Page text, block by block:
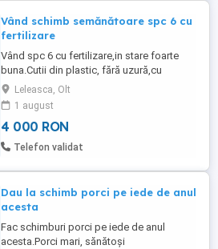
Vând schimb semănătoare spc 6 cu
fertilizare
Vând spc 6 cu fertilizare,in stare foarte
buna.Cutii din plastic, fără uzură,cu
îmbunătățiri majore la secții: fără
jocuri,gresoare ,sistem de tasare și
transmisie modificată,sistem hidraulic,și
secție rabatabilă.Pret neg.
Leleasca, Olt
1 august
4 000 RON
Telefon validat
Dau la schimb porci pe iede de anul
acesta
Fac schimburi porci pe iede de anul
acesta.Porci mari, sănătoși